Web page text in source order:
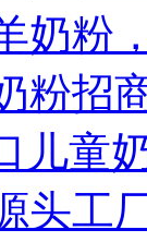
奶粉
粉招
儿童
头